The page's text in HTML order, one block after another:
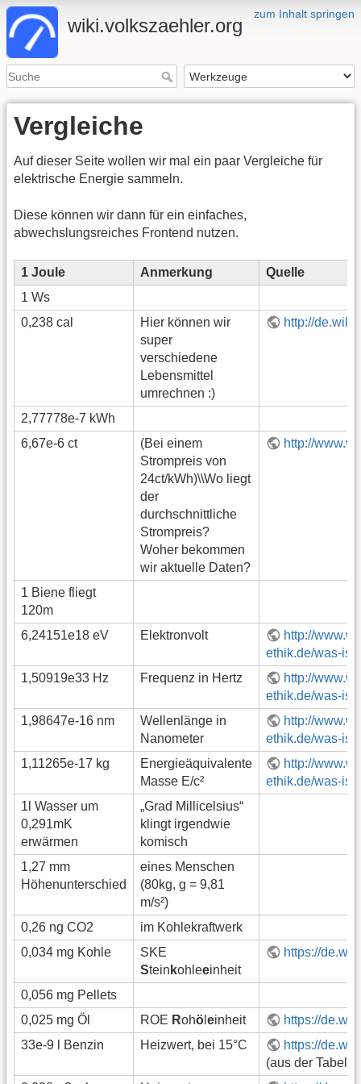
zum Inhalt springen
wiki.volkszaehler.org
Vergleiche
Auf dieser Seite wollen wir mal ein paar Vergleiche für
elektrische Energie sammeln.
Diese können wir dann für ein einfaches,
abwechslungsreiches Frontend nutzen.
1 Joule Anmerkung
Quelle
1 Ws
0,238 cal
Hier können wir
super
verschiedene
Lebensmittel
umrechnen :)
http://
2,77778e-7 kWh
6,67e-6 ct
(Bei einem
Strompreis von
24ct/kWh)\\Wo liegt
der
durchschnittliche
Strompreis?
Woher bekommen
wir aktuelle Daten?
http://
1 Biene fliegt
120m
6,24151e18 eV
Elektronvolt
http://
ethik.de/was-
1,50919e33 Hz
Frequenz in Hertz
http://
ethik.de/was-
1,98647e-16 nm
Wellenlänge in
Nanometer
http://
ethik.de/was-
1,11265e-17 kg
Energieäquivalente
Masse E/c²
http://
ethik.de/was-
1l Wasser um
0,291mK
erwärmen
„Grad Millicelsius“
klingt irgendwie
komisch
1,27 mm
Höhenunterschied
eines Menschen
(80kg, g = 9,81
m/s²)
0,26 ng CO2
im Kohlekraftwerk
0,034 mg Kohle
SKE
Stein kohleeinheit
https://
0,056 mg Pellets
0,025 mg Öl
ROE Rohö einheit
https://
33e-9 l Benzin
Heizwert, bei 15°C
https://
(aus der Tabelle